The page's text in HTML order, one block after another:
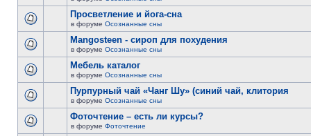
Просветление и йога-сна
в форуме Осознанные сны
Mangosteen - сироп для похудения
в форуме Осознанные сны
Мебель каталог
в форуме Осознанные сны
Пурпурный чай «Чанг Шу» (синий чай, клитория
в форуме Осознанные сны
Фоточтение – есть ли курсы?
в форуме Фоточтение